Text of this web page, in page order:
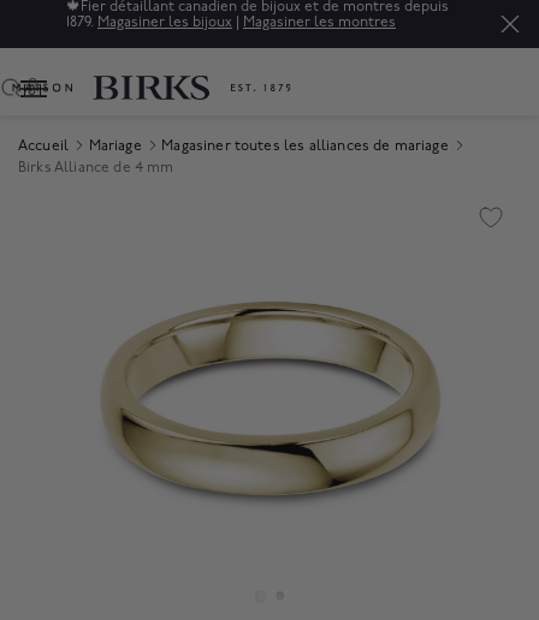
de bijoux et de montres depuis
Magasiner les montres
Soldes : jusqu'à 50% de
raffinés.*
0
Accueil Mariage
Magasiner toutes les alliances de mariage
Birks Alliance de 4 mm